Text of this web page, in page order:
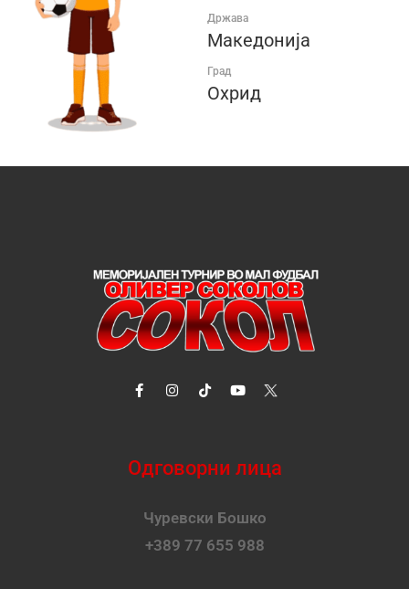
Држава
Македонија
Град
Охрид
Одговорни лица
Чуревски Бошко
+389 77 655 988